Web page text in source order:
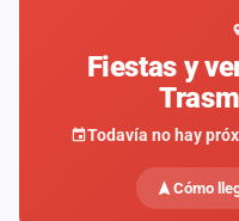
Fiestas y
Todavía no hay
Cómo
Componentes